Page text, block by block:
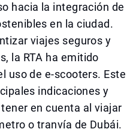
hacia la integración de
en la ciudad.
viajes seguros y
la RTA ha emitido
uso de e-scooters. Este
indicaciones y
en cuenta al viajar
o tranvía de Dubái.